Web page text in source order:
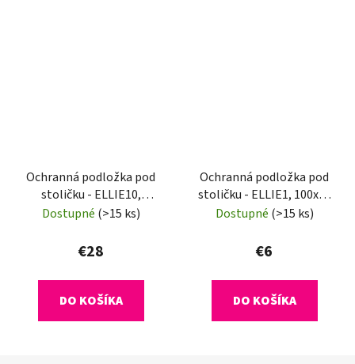
Ochranná podložka pod
stoličku - ELLIE10,
120x90 cm, 1,8 mm
Dostupné (>15 ks)
€28
DO KOŠÍKA
Ochranná podložka pod
stoličku - ELLIE1, 100x70
cm, 0,5 mm
Dostupné (>15 ks)
€6
DO KOŠÍKA